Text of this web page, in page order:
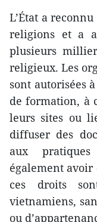
L’État a
religions et a
plusieurs
religieux. Les
sont autorisées
de formation, à
leurs sites ou
diffuser des
aux
également avoir
ces droits
vietnamiens,
ou